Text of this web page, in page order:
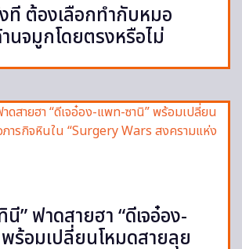
ที ต้องเลือกทำกับหมอ
นจมูกโดยตรงหรือไม่
นี” ฟาดสายฮา “ดีเจอ๋อง-
ร้อมเปลี่ยนโหมดสายลุย